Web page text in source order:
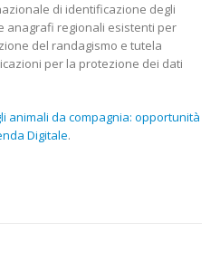
DANIELA
di identificazione degli
anagrafi regionali esistenti per
del randagismo e tutela
per la protezione dei dati
animali da compagnia: opportunità
Digitale.